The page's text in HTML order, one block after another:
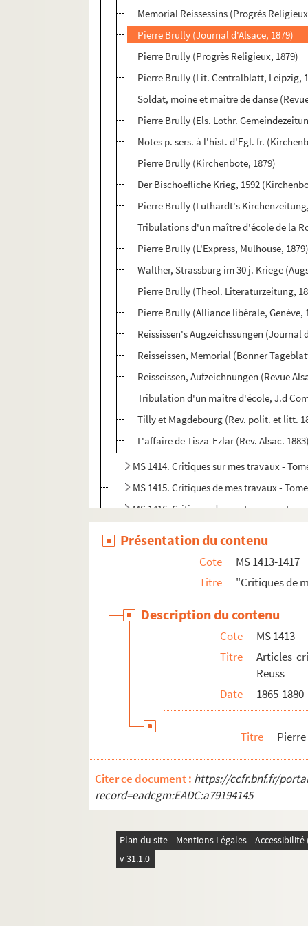
Memorial Reissessins (Progrès
Pierre Brully (Journal d'Alsace, 1879)
Pierre Brully (Progrès Religieux, 1879)
Pierre Brully (Lit. Centralblatt, Leipzig,
Soldat, moine et maître de danse
Pierre Brully (Els. Lothr.
Notes p. sers. à l'hist. d'Egl. fr.
Pierre Brully (Kirchenbote, 1879)
Der Bischoefliche Krieg, 1592
Pierre Brully (Luthardt's
Tribulations d'un maître d'école de la
Pierre Brully (L'Express, Mulhouse,
Walther, Strassburg im 30 j. Kriege
Pierre Brully (Theol. Literaturzeitung,
Pierre Brully (Alliance libérale, Genève,
Reississen's Augzeichssungen (Journal
Reisseissen, Memorial (Bonner
Reisseissen, Aufzeichnungen (Revue
Tribulation d'un maître d'école, J.d
Tilly et Magdebourg (Rev. polit. et litt.
L'affaire de Tisza-Ezlar (Rev. Alsac.
MS 1414. Critiques sur mes travaux -
MS 1415. Critiques de mes travaux -
MS 1416. Critiques de mes travaux -
Présentation du contenu
Cote
MS 1413-1417
Titre
"Critiques de
Description du contenu
Cote
MS 1413
Titre
Articles
Reuss
Date
1865-1880
Titre
Citer ce document : https://ccfr.bnf.fr/
record=eadcgm:EADC:a79194145
Plan du site Mentions Légales
v 31.1.0